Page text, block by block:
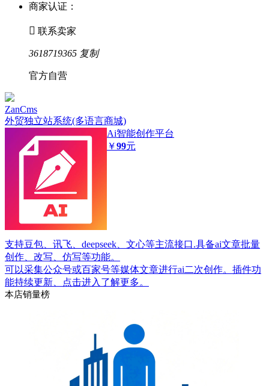
商家认证：
 联系卖家
3618719365 复制
官方自营
ZanCms
外贸独立站系统(多语言商城)
Ai智能创作平台
￥99元
支持豆包、讯飞、deepseek、文心等主流接口.具备ai文章批量
创作、改写、仿写等功能。
可以采集公众号或百家号等媒体文章进行ai二次创作。插件功
能持续更新、点击进入了解更多。
本店销量榜